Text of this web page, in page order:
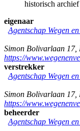
historisch archief
eigenaar
Agentschap Wegen
Simon Bolivarlaan 17,
https://
verstrekker
Agentschap Wegen
Simon Bolivarlaan 17,
https://
beheerder
Agentschap Wegen